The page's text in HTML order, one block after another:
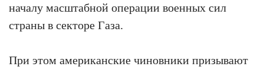
началу масштабной операции военных сил
страны в секторе Газа.
При этом американские чиновники призывают